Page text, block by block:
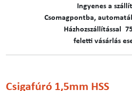
Ingyenes a
C​​​somagpontba,
Házhozszállítással
feletti vásárlás
Csigafúró 1,5mm HSS